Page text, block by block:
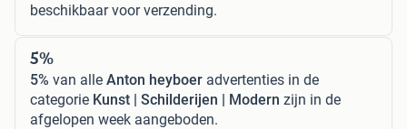
beschikbaar voor verzending.
5%
5% van alle Anton heyboer advertenties in de
categorie Kunst | Schilderijen | Modern zijn in de
afgelopen week aangeboden.